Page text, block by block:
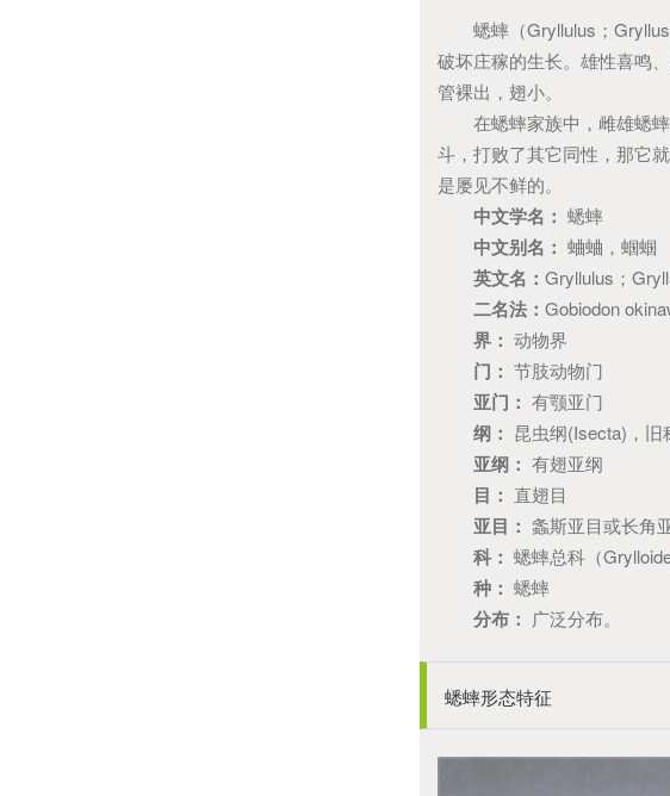
蟋蟀（Gryllulus；Gryllus
破坏庄稼的生长。雄性喜鸣
管裸出，翅小。
在蟋蟀家族中，雌雄蟋蟀
斗，打败了其它同性，那它
是屡见不鲜的。
中文学名： 蟋蟀
中文别名： 蛐蛐，蝈蝈
英文名： Gryllulus；
二名法： Gobiodon
界： 动物界
门： 节肢动物门
亚门： 有颚亚门
纲： 昆虫纲(Isecta)，旧
亚纲： 有翅亚纲
目： 直翅目
亚目： 螽斯亚目或长角
科： 蟋蟀总科（
种： 蟋蟀
分布： 广泛分布。
蟋蟀形态特征